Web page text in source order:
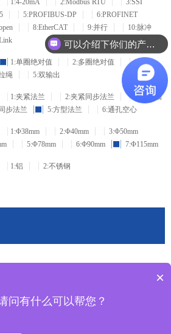
1:4-20mA 2:Modbus RTU
3:SSI
5:PROFIBUS-DP
6:PROFINET
8:EtherCAT 9:并行
10:脉冲
1:单圈绝对值 2:多圈绝对值
3:增量
绳 5:双输出
1:夹紧法兰 2:夹紧同步法兰
3:盲孔轴
步法兰 5:方型法兰 6:通孔空心
1:Φ38mm 2:Φ40mm
3:Φ50mm
5:Φ78mm 6:Φ90mm 7:Φ115mm
1:铝 2:不锈钢
可以介绍下你们的产品么？
×
问有什么可以帮您？